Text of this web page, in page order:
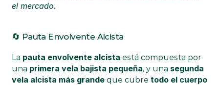
el mercado.
🔄 Pauta Envolvente Alcista
La pauta envolvente alcista está compuesta por
una primera vela bajista pequeña, y una segunda
vela alcista más grande que cubre todo el cuerpo